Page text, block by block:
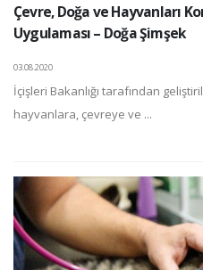
Çevre, Doğa ve Hayvanları
Uygulaması – Doğa Şimşek
03.08.2020
İçişleri Bakanlığı tarafından
hayvanlara, çevreye ve ...